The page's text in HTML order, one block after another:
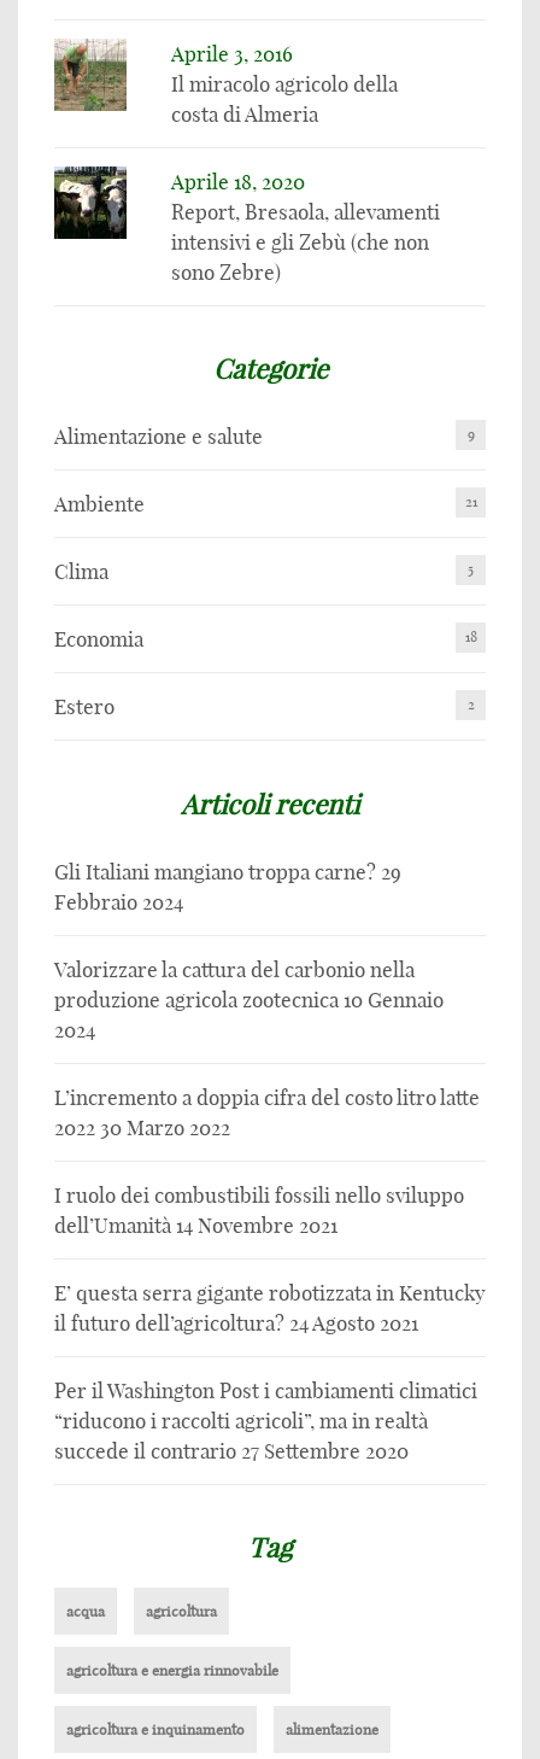
Aprile 3, 2016
Il miracolo agricolo della
costa di Almeria
Aprile 18, 2020
Report, Bresaola, allevamenti
intensivi e gli Zebù (che non
sono Zebre)
Categorie
Alimentazione e salute 9
Ambiente 21
Clima 5
Economia 18
Estero 2
Articoli recenti
Gli Italiani mangiano troppa carne? 29
Febbraio 2024
Valorizzare la cattura del carbonio nella
produzione agricola zootecnica 10 Gennaio
2024
L’incremento a doppia cifra del costo litro latte
2022 30 Marzo 2022
I ruolo dei combustibili fossili nello sviluppo
dell’Umanità 14 Novembre 2021
E’ questa serra gigante robotizzata in Kentucky
il futuro dell’agricoltura? 24 Agosto 2021
Per il Washington Post i cambiamenti climatici
“riducono i raccolti agricoli”, ma in realtà
succede il contrario 27 Settembre 2020
Tag
acqua agricoltura
agricoltura e energia rinnovabile
agricoltura e inquinamento alimentazione